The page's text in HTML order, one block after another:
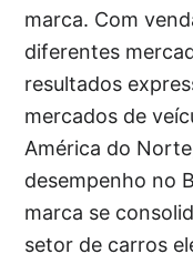
marca. Com
diferentes
resultados
mercados de
América do
desempenho no
marca se
setor de carros